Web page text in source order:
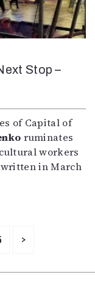
Stop –
of Capital of
ruminates
workers
in March
>